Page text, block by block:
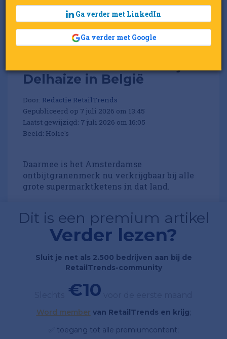
Delhaize in België
Door: Redactie RetailTrends
Gepubliceerd op 7 juli 2026 om 13:45
Laatst gewijzigd: 7 juli 2026 om 16:05
Beeld: Holie's
Daarmee is het Amsterdamse
ontbijtgranenmerk nu verkrijgbaar bij alle
grote supermarktketens in dat land.
Dit is een premium artikel
Verder lezen?
Sluit je net als 2.500 bedrijven aan bij de
RetailTrends-community
€10
Word member van RetailTrends en krijg;
✅ toegang tot alle premiumcontent;
Ga verder met LinkedIn
Ga verder met Google